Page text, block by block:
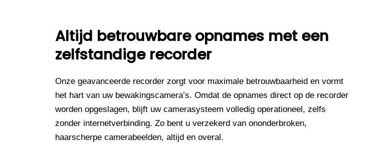
Altijd betrouwbare opnames met een
zelfstandige recorder
Onze geavanceerde recorder zorgt voor maximale betrouwbaarheid en vormt
het hart van uw bewakingscamera’s. Omdat de opnames direct op de recorder
worden opgeslagen, blijft uw camerasysteem volledig operationeel, zelfs
zonder internetverbinding. Zo bent u verzekerd van ononderbroken,
haarscherpe camerabeelden, altijd en overal.